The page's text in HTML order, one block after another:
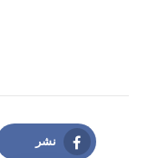
نشر